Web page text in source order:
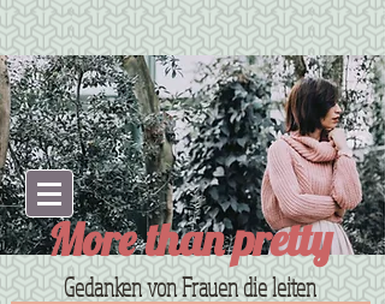
More than pretty
Gedanken von Frauen die leiten